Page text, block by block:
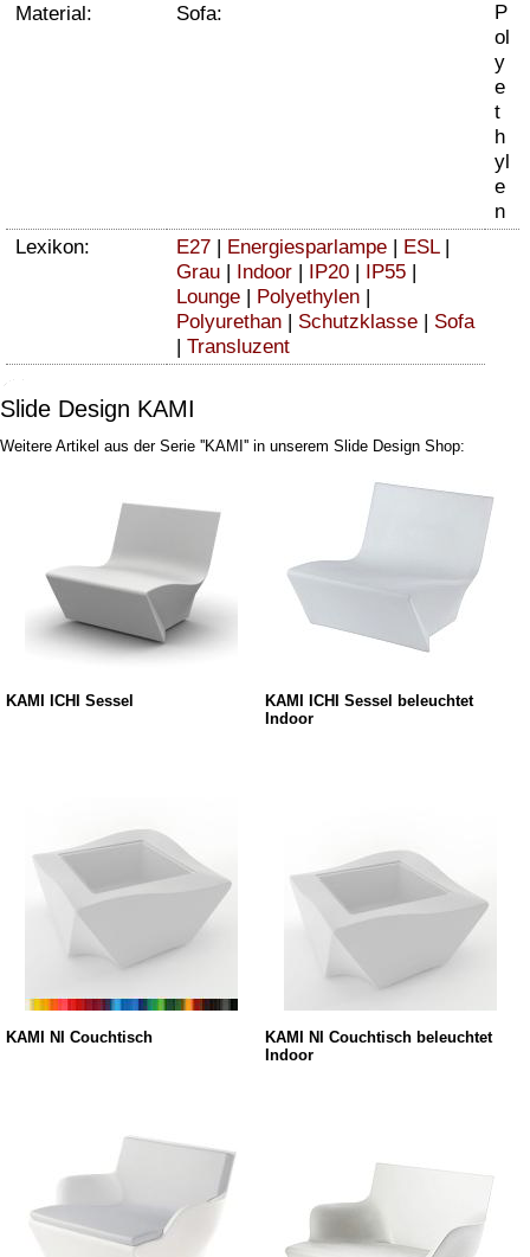
Material:
Sofa:
P
ol
y
e
t
h
yl
e
n
Lexikon:
E27 | Energiesparlampe | ESL|
Grau | Indoor | IP20 | IP55 |
Lounge | Polyethylen |
Polyurethan | Schutzklasse | Sofa
| Transluzent
Slide Design KAMI
Weitere Artikel aus der Serie ''KAMI'' in unserem Slide Design Shop:
KAMI ICHI Sessel
KAMI ICHI Sessel beleuchtet
Indoor
KAMI NI Couchtisch
KAMI NI Couchtisch beleuchtet
Indoor